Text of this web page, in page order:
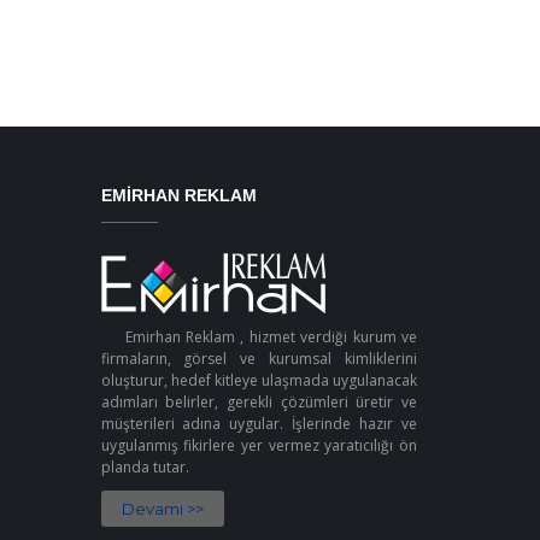
EMIRHAN REKLAM
Emirhan Reklam , hizmet verdiği kurum ve
firmaların, görsel ve kurumsal kimliklerini
oluşturur, hedef kitleye ulaşmada uygulanacak
adımları belirler, gerekli çözümleri üretir ve
müşterileri adına uygular. İşlerinde hazır ve
uygulanmış fikirlere yer vermez yaratıcılığı ön
planda tutar.
Devamı >>